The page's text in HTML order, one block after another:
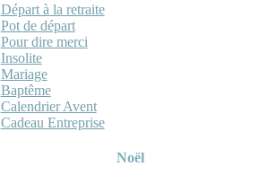
Départ à la retraite
Pot de départ
Pour dire merci
Insolite
Mariage
Baptême
Calendrier Avent
Cadeau Entreprise
Noël